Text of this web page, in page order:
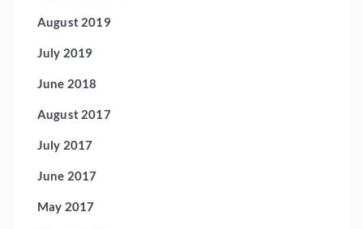
August 2019
July 2019
June 2018
August 2017
July 2017
June 2017
May 2017